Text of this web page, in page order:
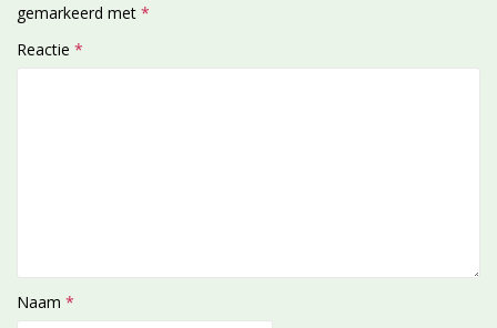
gemarkeerd met *
Reactie *
Naam *